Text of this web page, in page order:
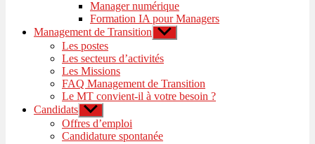
Manager numérique
Formation IA pour Managers
Management de Transition Afficher
le
sous-
menu
Les postes
Les secteurs d’activités
Les Missions
FAQ Management de Transition
Le MT convient-il à votre besoin ?
Candidats Afficher
le
sous-
menu
Offres d’emploi
Candidature spontanée